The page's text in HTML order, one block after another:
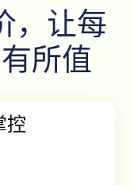
，让每
所值
控